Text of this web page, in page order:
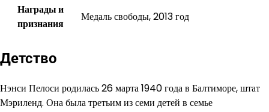
Награды и
признания
Медаль свободы, 2013 год
Детство
Нэнси Пелоси родилась 26 марта 1940 года в Балтиморе, штат
Мэриленд. Она была третьим из семи детей в семье